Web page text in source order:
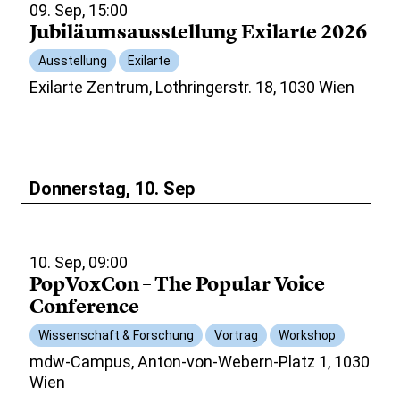
09. Sep, 15:00
Jubiläumsausstellung Exilarte 2026
Ausstellung Exilarte
Exilarte Zentrum, Lothringerstr. 18, 1030 Wien
Donnerstag, 10. Sep
10. Sep, 09:00
PopVoxCon – The Popular Voice
Conference
Wissenschaft & Forschung Vortrag Workshop
mdw-Campus, Anton-von-Webern-Platz 1, 1030
Wien